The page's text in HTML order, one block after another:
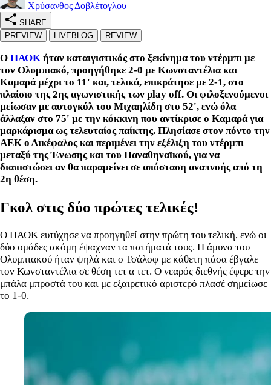
Χρύσανθος Δοβλέτογλου
SHARE
PREVIEW
LIVEBLOG REVIEW
Ο ΠΑΟΚ ήταν καταιγιστικός στο ξεκίνημα του ντέρμπι με
τον Ολυμπιακό, προηγήθηκε 2-0 με Κωνσταντέλια και
Καμαρά μέχρι το 11' και, τελικά, επικράτησε με 2-1, στο
πλαίσιο της 2ης αγωνιστικής των play off. Οι φιλοξενούμενοι
μείωσαν με αυτογκόλ του Μιχαηλίδη στο 52', ενώ όλα
άλλαξαν στο 75' με την κόκκινη που αντίκρισε ο Καμαρά για
μαρκάρισμα ως τελευταίος παίκτης. Πλησίασε στον πόντο την
ΑΕΚ ο Δικέφαλος και περιμένει την εξέλιξη του ντέρμπι
μεταξύ της Ένωσης και του Παναθηναϊκού, για να
διαπιστώσει αν θα παραμείνει σε απόσταση αναπνοής από τη
2η θέση.
Γκολ στις δύο πρώτες τελικές!
Ο ΠΑΟΚ ευτύχησε να προηγηθεί στην πρώτη του τελική, ενώ οι
δύο ομάδες ακόμη έψαχναν τα πατήματά τους. Η άμυνα του
Ολυμπιακού ήταν ψηλά και ο Τσάλοφ με κάθετη πάσα έβγαλε
τον Κωνσταντέλια σε θέση τετ α τετ. Ο νεαρός διεθνής έφερε την
μπάλα μπροστά του και με εξαιρετικό αριστερό πλασέ σημείωσε
το 1-0.